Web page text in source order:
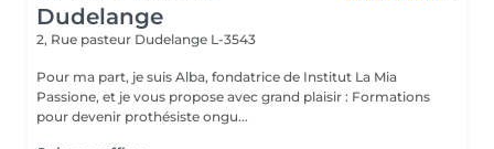
Dudelange
2, Rue pasteur Dudelange L-3543
Pour ma part, je suis Alba, fondatrice de Institut La Mia
Passione, et je vous propose avec grand plaisir : Formations
pour devenir prothésiste ongu...